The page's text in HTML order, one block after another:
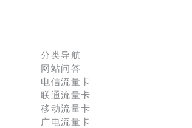
分类导航
网站问答
电信流量卡
联通流量卡
移动流量卡
广电流量卡